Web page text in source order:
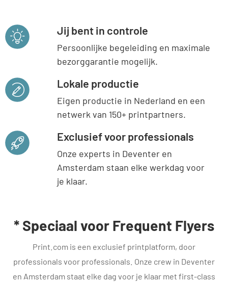
Jij bent in controle
Persoonlijke begeleiding en maximale
bezorggarantie mogelijk.
Lokale productie
Eigen productie in Nederland en een
netwerk van 150+ printpartners.
Exclusief voor professionals
Onze experts in Deventer en
Amsterdam staan elke werkdag voor
je klaar.
* Speciaal voor Frequent Flyers
Print.com is een exclusief printplatform, door
professionals voor professionals. Onze crew in Deventer
en Amsterdam staat elke dag voor je klaar met first-class